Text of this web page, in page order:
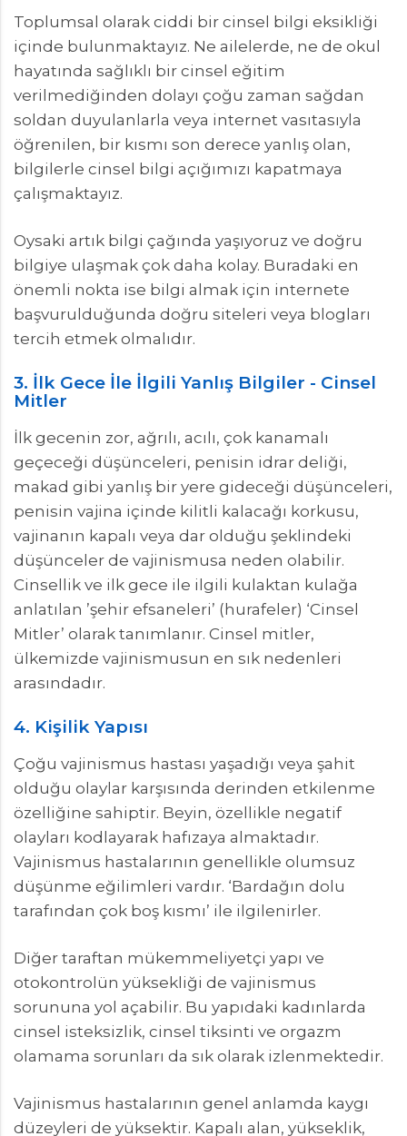
Toplumsal olarak ciddi bir cinsel bilgi eksikliği
içinde bulunmaktayız. Ne ailelerde, ne de okul
hayatında sağlıklı bir cinsel eğitim
verilmediğinden dolayı çoğu zaman sağdan
soldan duyulanlarla veya internet vasıtasıyla
öğrenilen, bir kısmı son derece yanlış olan,
bilgilerle cinsel bilgi açığımızı kapatmaya
çalışmaktayız.
Oysaki artık bilgi çağında yaşıyoruz ve doğru
bilgiye ulaşmak çok daha kolay. Buradaki en
önemli nokta ise bilgi almak için internete
başvurulduğunda doğru siteleri veya blogları
tercih etmek olmalıdır.
3. İlk Gece İle İlgili Yanlış Bilgiler - Cinsel
Mitler
İlk gecenin zor, ağrılı, acılı, çok kanamalı
geçeceği düşünceleri, penisin idrar deliği,
makad gibi yanlış bir yere gideceği düşünceleri,
penisin vajina içinde kilitli kalacağı korkusu,
vajinanın kapalı veya dar olduğu şeklindeki
düşünceler de vajinismusa neden olabilir.
Cinsellik ve ilk gece ile ilgili kulaktan kulağa
anlatılan ’şehir efsaneleri’ (hurafeler) ‘Cinsel
Mitler’ olarak tanımlanır. Cinsel mitler,
ülkemizde vajinismusun en sık nedenleri
arasındadır.
4. Kişilik Yapısı
Çoğu vajinismus hastası yaşadığı veya şahit
olduğu olaylar karşısında derinden etkilenme
özelliğine sahiptir. Beyin, özellikle negatif
olayları kodlayarak hafızaya almaktadır.
Vajinismus hastalarının genellikle olumsuz
düşünme eğilimleri vardır. ‘Bardağın dolu
tarafından çok boş kısmı’ ile ilgilenirler.
Diğer taraftan mükemmeliyetçi yapı ve
otokontrolün yüksekliği de vajinismus
sorununa yol açabilir. Bu yapıdaki kadınlarda
cinsel isteksizlik, cinsel tiksinti ve orgazm
olamama sorunları da sık olarak izlenmektedir.
Vajinismus hastalarının genel anlamda kaygı
düzeyleri de yüksektir. Kapalı alan, yükseklik,